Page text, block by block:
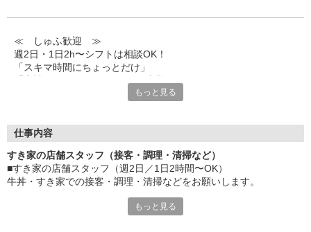
≪ しゅふ歓迎 ≫
週2日・1日2h〜シフトは相談OK！
「スキマ時間にちょっとだけ」
など、自分らしく活躍できますよ。
■髪型・髪色自由
■給与前払い可
急な出費も安心♪
■社員登用あり
将来を考えている方は必見です。
もっと見る
仕事内容
すき家の店舗スタッフ（接客・調理・清掃など）
■すき家の店舗スタッフ（週2日／1日2時間〜OK）
牛丼・すき家での接客・調理・清掃などをお願いします。
もっと見る